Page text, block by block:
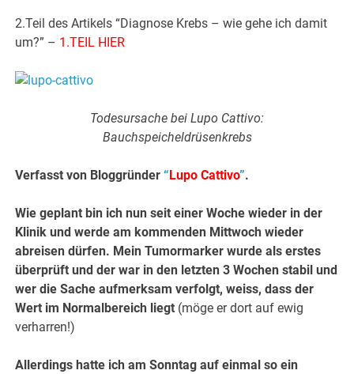
2.Teil des Artikels “Diagnose Krebs – wie gehe ich damit
um?” – 1.TEIL HIER
Todesursache bei Lupo Cattivo:
Bauchspeicheldrüsenkrebs
Verfasst von Bloggründer“ Lupo Cattivo”.
Wie geplant bin ich nun seit einer Woche wieder in der
Klinik und werde am kommenden Mittwoch wieder
abreisen dürfen. Mein Tumormarker wurde als erstes
überprüft und der war in den letzten 3 Wochen stabil und
wer die Sache aufmerksam verfolgt, weiss, dass der
Wert im Normalbereich liegt (möge er dort auf ewig
verharren!)
Allerdings hatte ich am Sonntag auf einmal so ein